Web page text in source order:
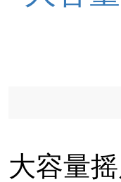
大容量